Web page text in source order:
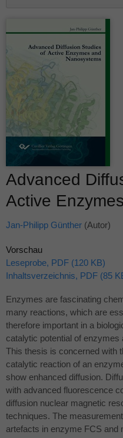
Advanced
Active
Jan-Philipp Günther (Autor)
Vorschau
Leseprobe, PDF (120 KB)
Inhaltsverzeichnis, PDF (85
Enzymes are fascinating
many reactions, which are
therefore important in a
catalytic potential of
This thesis is concerned with
catalytic reaction of an
show enhanced diffusion.
with advanced fluorescence
diffusion nuclear magnetic
techniques. The
artefacts in enzyme FCS and